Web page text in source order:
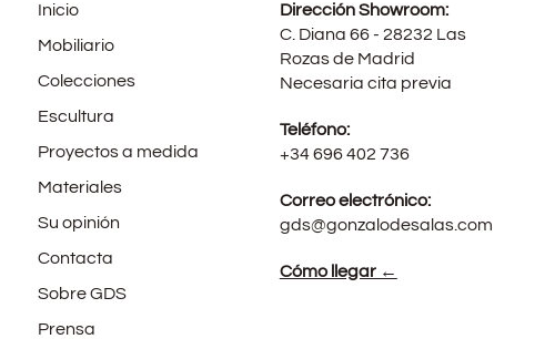
Inicio
Mobiliario
Colecciones
Escultura
Proyectos a medida
Materiales
Su opinión
Contacta
Sobre GDS
Prensa
Dirección Showroom:
C. Diana 66 - 28232 Las
Rozas de Madrid
Necesaria cita previa
Teléfono:
+34 696 402 736
Correo electrónico:
gds@gonzalodesalas.com
Cómo llegar ←